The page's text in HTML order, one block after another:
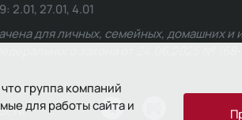
группа компаний
для работы сайта и
27.01, 4.01
для личных, семейных, домашних и